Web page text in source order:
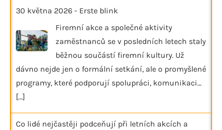
30 května 2026 - Erste blink
Firemní akce a společné aktivity
zaměstnanců se v posledních letech staly
běžnou součástí firemní kultury. Už
dávno nejde jen o formální setkání, ale o promyšlené
programy, které podporují spolupráci, komunikaci…
[...]
Co lidé nejčastěji podceňují při letních akcích a